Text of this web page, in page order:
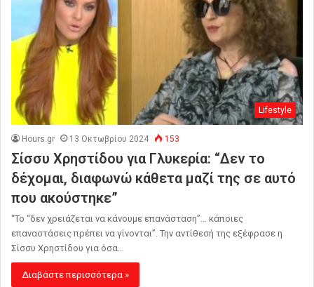
Lifestyle
Hours.gr 13 Οκτωβρίου 2024 153
Σίσσυ Χρηστίδου για Γλυκερία: “Δεν το
δέχομαι, διαφωνώ κάθετα μαζί της σε αυτό
που ακούστηκε”
“Το “δεν χρειάζεται να κάνουμε επανάσταση”… κάποιες
επαναστάσεις πρέπει να γίνονται”. Την αντίθεσή της εξέφρασε η
Σίσσυ Χρηστίδου για όσα…
Διαβάστε περισσότερα »